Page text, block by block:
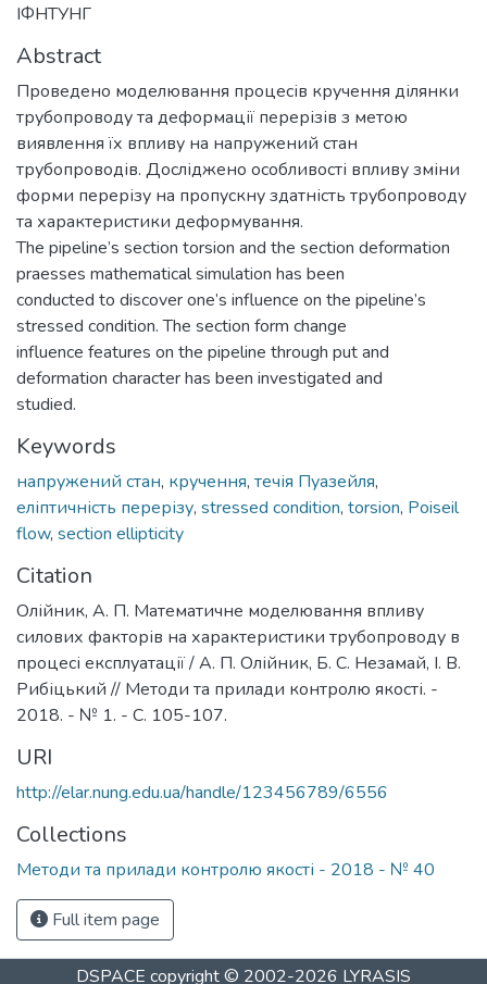
ІФНТУНГ
Abstract
Проведено моделювання процесів кручення ділянки
трубопроводу та деформації перерізів з метою
виявлення їх впливу на напружений стан
трубопроводів. Досліджено особливості впливу зміни
форми перерізу на пропускну здатність трубопроводу
та характеристики деформування.
The pipeline’s section torsion and the section deformation
praesses mathematical simulation has been
conducted to discover one’s influence on the pipeline’s
stressed condition. The section form change
influence features on the pipeline through put and
deformation character has been investigated and
studied.
Keywords
напружений стан, кручення, течія Пуазейля,
еліптичність перерізу, stressed condition, torsion, Poiseil
flow, section ellipticity
Citation
Олійник, А. П. Математичне моделювання впливу
силових факторів на характеристики трубопроводу в
процесі експлуатації / А. П. Олійник, Б. С. Незамай, І. В.
Рибіцький // Методи та прилади контролю якості. -
2018. - № 1. - С. 105-107.
URI
http://elar.nung.edu.ua/handle/123456789/6556
Collections
Методи та прилади контролю якості - 2018 - № 40
Full item page
DSPACE copyright © 2002-2026 LYRASIS